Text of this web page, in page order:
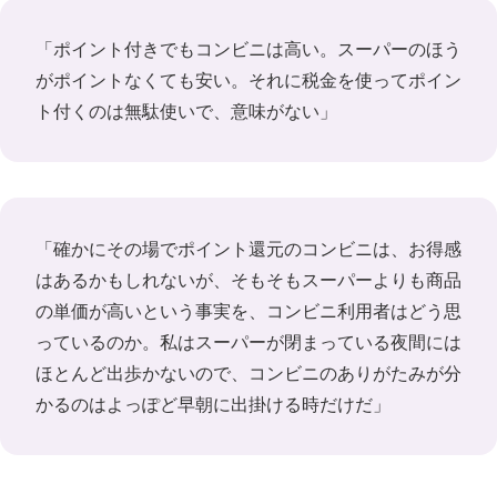
「ポイント付きでもコンビニは高い。スーパーのほう
がポイントなくても安い。それに税金を使ってポイン
ト付くのは無駄使いで、意味がない」
「確かにその場でポイント還元のコンビニは、お得感
はあるかもしれないが、そもそもスーパーよりも商品
の単価が高いという事実を、コンビニ利用者はどう思
っているのか。私はスーパーが閉まっている夜間には
ほとんど出歩かないので、コンビニのありがたみが分
かるのはよっぽど早朝に出掛ける時だけだ」